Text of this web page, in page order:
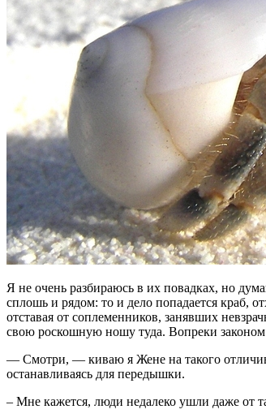
Я не очень разбираюсь в их повадках, но
сплошь и рядом: то и дело попадается краб,
отставая от соплеменников, занявших
свою роскошную ношу туда. Вопреки
— Смотри, — киваю я Жене на такого
останавливаясь для передышки.
– Мне кажется, люди недалеко ушли даже